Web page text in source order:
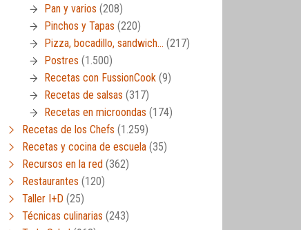
Pan y varios (208)
Pinchos y Tapas (220)
Pizza, bocadillo, sandwich… (217)
Postres (1.500)
Recetas con FussionCook (9)
Recetas de salsas (317)
Recetas en microondas (174)
Recetas de los Chefs (1.259)
Recetas y cocina de escuela (35)
Recursos en la red (362)
Restaurantes (120)
Taller I+D (25)
Técnicas culinarias (243)